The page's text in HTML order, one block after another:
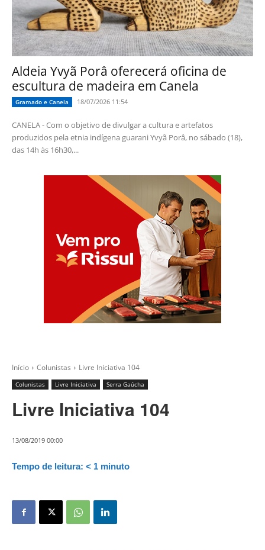
Aldeia Yvyã Porâ oferecerá oficina de
escultura de madeira em Canela
Gramado e Canela 18/07/2026 11:54
CANELA - Com o objetivo de divulgar a cultura e artefatos
produzidos pela etnia indígena guarani Yvyã Porâ, no sábado (18),
das 14h às 16h30,...